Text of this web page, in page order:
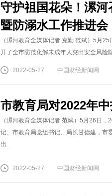
守护祖国花朵！漯
暨防溺水工作推进会
（漯河教育全媒体记者 克勤 范斌）5月
开了全市防范化解未成年人突出安全风险
2022-05-27 中国财经新闻网
市教育局对2022年
（漯河教育全媒体记者 范斌）5月26日
记、市教育局党组书记、局长甘德建，市
出....
2022-05-27 中国财经新闻网